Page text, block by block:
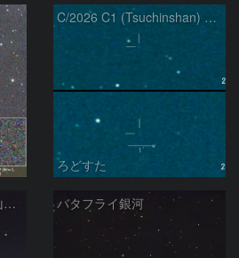
C/2026 C1 (Tsuchinshan) の変化
ろどすた
06/11 C/2026 C1 紫金山彗星 バタフライ銀河